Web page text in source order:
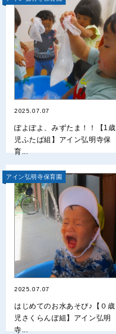
2025.07.07
ぽよぽよ、みずたま！！【1歳
児ふたば組】アイン弘明寺保
育...
アイン弘明寺保育園
2025.07.07
はじめてのお水あそび♪【０歳
児さくらんぼ組】アイン弘明
寺...